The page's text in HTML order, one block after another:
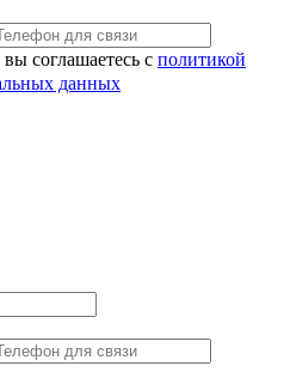
вы соглашаетесь с политикой
данных